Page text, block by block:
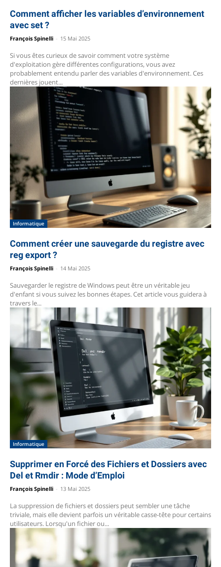
Comment afficher les variables d’environnement
avec set ?
François Spinelli 15 Mai 2025
Si vous êtes curieux de savoir comment votre système
d'exploitation gère différentes configurations, vous avez
probablement entendu parler des variables d'environnement. Ces
dernières jouent...
Informatique
Comment créer une sauvegarde du registre avec
reg export ?
François Spinelli 14 Mai 2025
Sauvegarder le registre de Windows peut être un véritable jeu
d'enfant si vous suivez les bonnes étapes. Cet article vous guidera à
travers le...
Informatique
Supprimer en Forcé des Fichiers et Dossiers avec
Del et Rmdir : Mode d’Emploi
François Spinelli 13 Mai 2025
La suppression de fichiers et dossiers peut sembler une tâche
triviale, mais elle devient parfois un véritable casse-tête pour certains
utilisateurs. Lorsqu'un fichier ou...